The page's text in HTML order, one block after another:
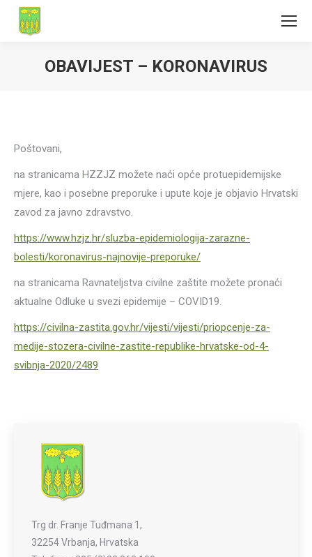
OBAVIJEST – KORONAVIRUS
Poštovani,
na stranicama HZZJZ možete naći opće protuepidemijske
mjere, kao i posebne preporuke i upute koje je objavio Hrvatski
zavod za javno zdravstvo.
https://www.hzjz.hr/sluzba-epidemiologija-zarazne-
bolesti/koronavirus-najnovije-preporuke/
na stranicama Ravnateljstva civilne zaštite možete pronaći
aktualne Odluke u svezi epidemije – COVID19.
https://civilna-zastita.gov.hr/vijesti/vijesti/priopcenje-za-
medije-stozera-civilne-zastite-republike-hrvatske-od-4-
svibnja-2020/2489
Trg dr. Franje Tuđmana 1,
32254 Vrbanja, Hrvatska